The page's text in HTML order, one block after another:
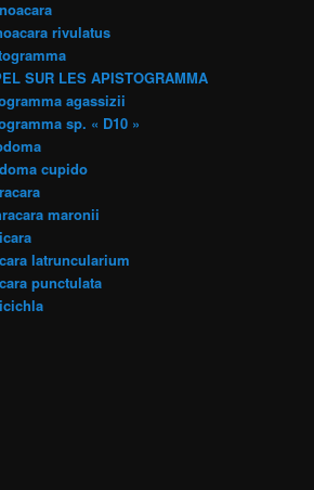
rivulatus
SUR LES APISTOGRAMMA
agassizii
sp. « D10 »
cupido
maronii
latruncularium
punctulata